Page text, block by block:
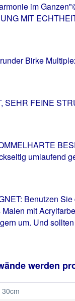
im
MIT
Birke
SEHR FEINE
umlaufend
Benutzen
mit
um. Und
werden
30cm